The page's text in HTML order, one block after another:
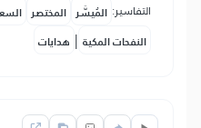
التفاسير: المُيسَّر المختصر
النفحات المكية | هدايات